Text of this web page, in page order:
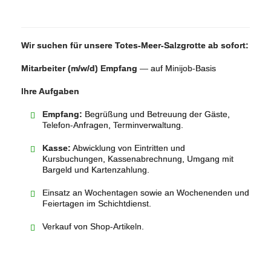
Wir suchen für unsere Totes‑Meer‑Salzgrotte ab sofort:
Mitarbeiter (m/w/d) Empfang — auf Minijob‑Basis
Ihre Aufgaben
Empfang: Begrüßung und Betreuung der Gäste,
Telefon‑Anfragen, Terminverwaltung.
Kasse: Abwicklung von Eintritten und
Kursbuchungen, Kassenabrechnung, Umgang mit
Bargeld und Kartenzahlung.
Einsatz an Wochentagen sowie an Wochenenden und
Feiertagen im Schichtdienst.
Verkauf von Shop-Artikeln.